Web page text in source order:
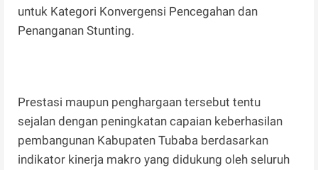
untuk Kategori Konvergensi Pencegahan dan
Penanganan Stunting.
Prestasi maupun penghargaan tersebut tentu
sejalan dengan peningkatan capaian keberhasilan
pembangunan Kabupaten Tubaba berdasarkan
indikator kinerja makro yang didukung oleh seluruh